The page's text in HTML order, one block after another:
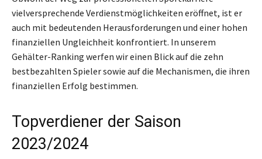
vielversprechende Verdienstmöglichkeiten eröffnet, ist er
auch mit bedeutenden Herausforderungen und einer hohen
finanziellen Ungleichheit konfrontiert. In unserem
Gehälter-Ranking werfen wir einen Blick auf die zehn
bestbezahlten Spieler sowie auf die Mechanismen, die ihren
finanziellen Erfolg bestimmen.
Topverdiener der Saison
2023/2024